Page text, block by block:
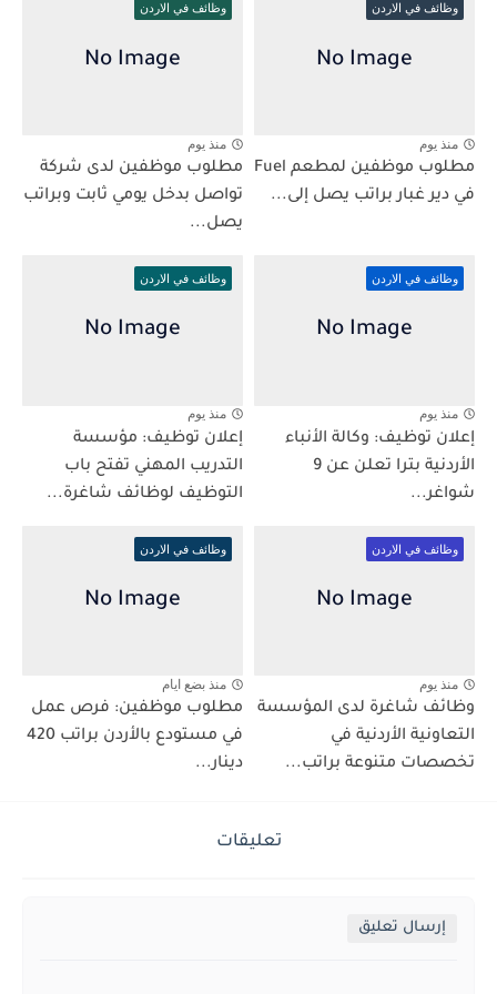
وظائف في الاردن
منذ يوم
مطلوب موظفين لمطعم Fuel
في دير غبار براتب يصل إلى...
وظائف في الاردن
منذ يوم
مطلوب موظفين لدى شركة
تواصل بدخل يومي ثابت وبراتب
يصل...
وظائف في الاردن
منذ يوم
إعلان توظيف: وكالة الأنباء
الأردنية بترا تعلن عن 9
شواغر...
وظائف في الاردن
منذ يوم
إعلان توظيف: مؤسسة
التدريب المهني تفتح باب
التوظيف لوظائف شاغرة...
وظائف في الاردن
منذ يوم
وظائف شاغرة لدى المؤسسة
التعاونية الأردنية في
تخصصات متنوعة براتب...
وظائف في الاردن
منذ بضع ايام
مطلوب موظفين: فرص عمل
في مستودع بالأردن براتب 420
دينار...
تعليقات
إرسال تعليق